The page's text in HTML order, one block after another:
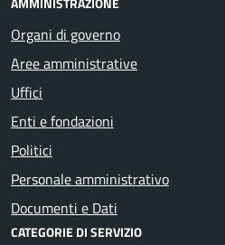
Organi di governo
Aree amministrative
Uffici
Enti e fondazioni
Politici
Personale amministrativo
Documenti e Dati
CATEGORIE DI SERVIZIO